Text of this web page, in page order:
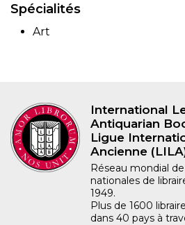
Spécialités
Art
International
Antiquarian
Ligue
Ancienne
Réseau mondial
nationales de
1949.
Plus de 1600
dans 40 pays à